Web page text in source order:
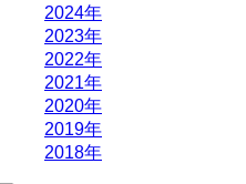
2024年
2023年
2022年
2021年
2020年
2019年
2018年